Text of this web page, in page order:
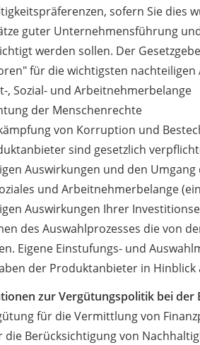
sofern Sie dies
guter Unternehmensführung
werden sollen. Der
für die wichtigsten
, Sozial- und Arbeitnehmerbelange
der Menschenrechte
von Korruption und
sind gesetzlich
Auswirkungen und den
und Arbeitnehmerbelange
Auswirkungen Ihrer
des Auswahlprozesses die von
Eigene Einstufungs- und
der Produktanbieter in
zur Vergütungspolitik bei der
für die Vermittlung von
die Berücksichtigung von